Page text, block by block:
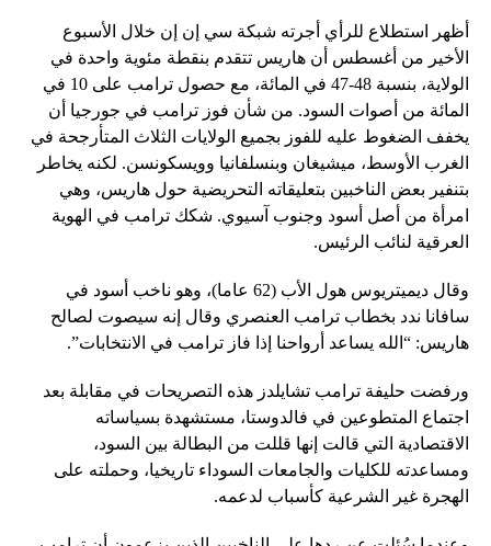
أظهر استطلاع للرأي أجرته شبكة سي إن إن خلال الأسبوع
الأخير من أغسطس أن هاريس تتقدم بنقطة مئوية واحدة في
الولاية، بنسبة 48-47 في المائة، مع حصول ترامب على 10 في
المائة من أصوات السود. من شأن فوز ترامب في جورجيا أن
يخفف الضغوط عليه للفوز بجميع الولايات الثلاث المتأرجحة في
الغرب الأوسط، ميشيغان وبنسلفانيا وويسكونسن. لكنه يخاطر
بتنفير بعض الناخبين بتعليقاته التحريضية حول هاريس، وهي
امرأة من أصل أسود وجنوب آسيوي. شكك ترامب في الهوية
العرقية لنائب الرئيس.
وقال ديميتريوس هول الأب (62 عاما)، وهو ناخب أسود في
سافانا ندد بخطاب ترامب العنصري وقال إنه سيصوت لصالح
هاريس: “الله يساعد أرواحنا إذا فاز ترامب في الانتخابات”.
ورفضت حليفة ترامب تشايلدز هذه التصريحات في مقابلة بعد
اجتماع المتطوعين في فالدوستا، مستشهدة بسياساته
الاقتصادية التي قالت إنها قللت من البطالة بين السود،
ومساعدته للكليات والجامعات السوداء تاريخيا، وحملته على
الهجرة غير الشرعية كأسباب لدعمه.